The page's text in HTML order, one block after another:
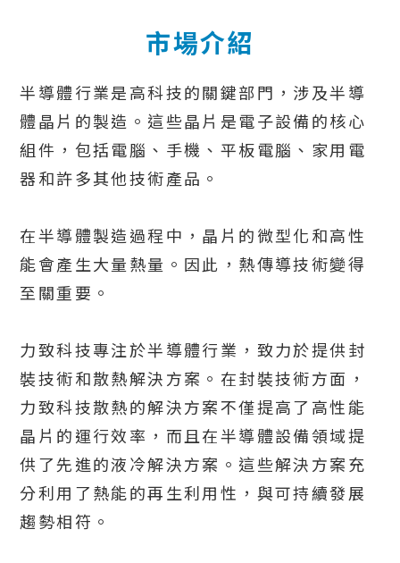
市場介紹
半導體行業是高科技的關鍵部門，涉及半導
體晶片的製造。這些晶片是電子設備的核心
組件，包括電腦、手機、平板電腦、家用電
器和許多其他技術產品。
在半導體製造過程中，晶片的微型化和高性
能會產生大量熱量。因此，熱傳導技術變得
至關重要。
力致科技專注於半導體行業，致力於提供封
裝技術和散熱解決方案。在封裝技術方面，
力致科技散熱的解決方案不僅提高了高性能
晶片的運行效率，而且在半導體設備領域提
供了先進的液冷解決方案。這些解決方案充
分利用了熱能的再生利用性，與可持續發展
趨勢相符。